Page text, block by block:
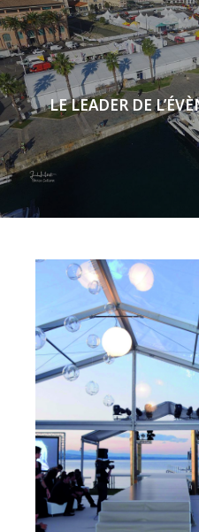
LE LEADER DE